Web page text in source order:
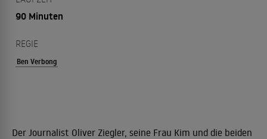
90 Minuten
REGIE
Ben Verbong
Der Journalist Oliver Ziegler, seine Frau Kim und die beiden